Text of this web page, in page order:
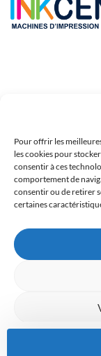
Pour offrir les
les cookies pour
consentir à ces
comportement de
consentir ou de retirer
certaines
Charte de
Copyright